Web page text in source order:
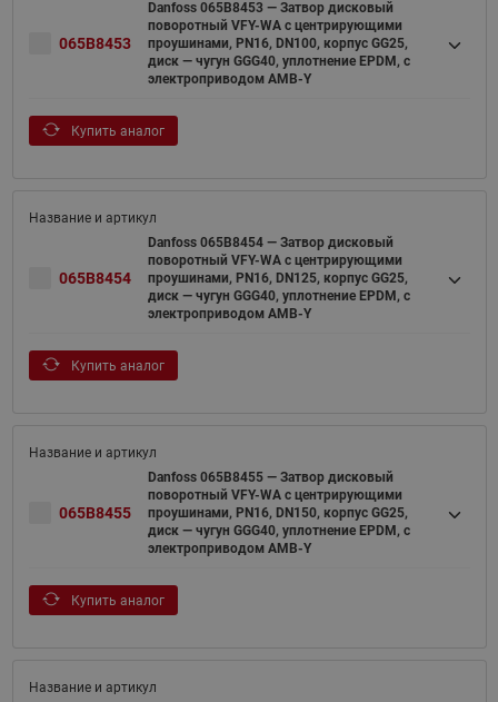
065B8453
Danfoss 065B8453 — Затвор дисковый
поворотный VFY-WA с центрирующими
проушинами, PN16, DN100, корпус GG25,
диск — чугун GGG40, уплотнение EPDM, с
электроприводом AMB-Y
Купить аналог
065B8454
Danfoss 065B8454 — Затвор дисковый
поворотный VFY-WA с центрирующими
проушинами, PN16, DN125, корпус GG25,
диск — чугун GGG40, уплотнение EPDM, с
электроприводом AMB-Y
Купить аналог
065B8455
Danfoss 065B8455 — Затвор дисковый
поворотный VFY-WA с центрирующими
проушинами, PN16, DN150, корпус GG25,
диск — чугун GGG40, уплотнение EPDM, с
электроприводом AMB-Y
Купить аналог